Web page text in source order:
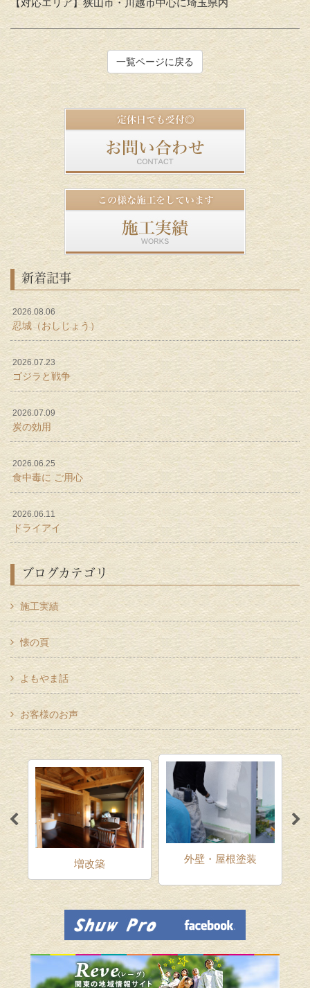
【対応エリア】狭山市・川越市中心に埼玉県内
一覧ページに戻る
新着記事
2026.08.06
忍城（おしじょう）
2026.07.23
ゴジラと戦争
2026.07.09
炭の効用
2026.06.25
食中毒に ご用心
2026.06.11
ドライアイ
ブログカテゴリ
施工実績
懐の頁
よもやま話
お客様のお声
増改築 外壁・屋根塗装